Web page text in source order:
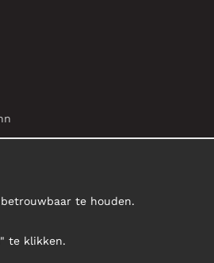
te houden.
te klikken.